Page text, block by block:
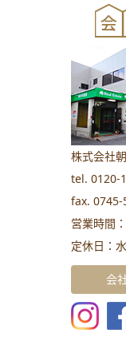
株式会社
tel. 0120-
fax. 0745-
営業時間
定休日：
会